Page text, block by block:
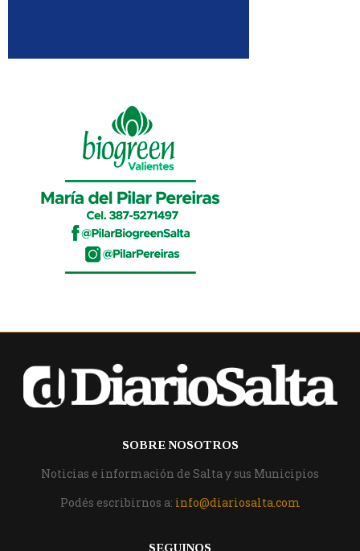
SOBRE NOSOTROS
Noticias e información de Salta y sus Municipios
Podés escribirnos a: info@diariosalta.com
SEGUINOS